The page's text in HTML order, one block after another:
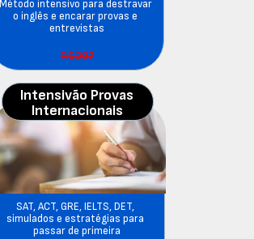
Método intensivo para destravar
o inglês e encarar provas e
entrevistas
R$397
Intensivão Provas
Internacionais
SAT, ACT, GRE, IELTS, DET,
simulados e estratégias para
passar de primeira